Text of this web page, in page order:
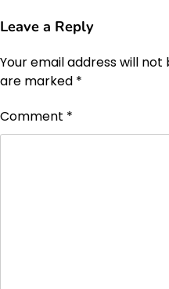
Leave a Reply
Your email address will not
are marked *
Comment *